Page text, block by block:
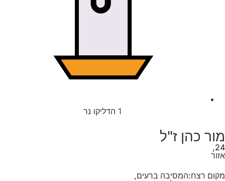
1 הדליקו נר
מור כהן ז"ל
24,
אזור
מקום רצח:המסיבה ברעים,